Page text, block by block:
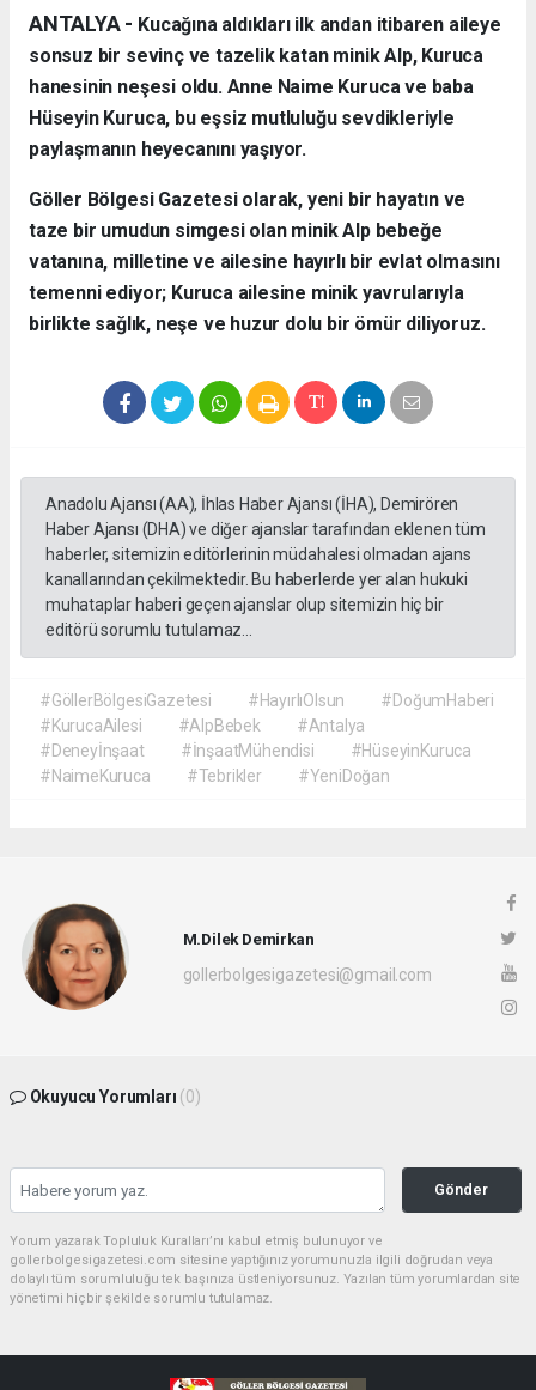
ANTALYA - ​ Kucağına aldıkları ilk andan itibaren aileye
sonsuz bir sevinç ve tazelik katan minik Alp, Kuruca
hanesinin neşesi oldu. Anne Naime Kuruca ve baba
Hüseyin Kuruca, bu eşsiz mutluluğu sevdikleriyle
paylaşmanın heyecanını yaşıyor.
​Göller Bölgesi Gazetesi olarak, yeni bir hayatın ve
taze bir umudun simgesi olan minik Alp bebeğe
vatanına, milletine ve ailesine hayırlı bir evlat olmasını
temenni ediyor; Kuruca ailesine minik yavrularıyla
birlikte sağlık, neşe ve huzur dolu bir ömür diliyoruz.
Anadolu Ajansı (AA), İhlas Haber Ajansı (İHA), Demirören
Haber Ajansı (DHA) ve diğer ajanslar tarafından eklenen tüm
haberler, sitemizin editörlerinin müdahalesi olmadan ajans
kanallarından çekilmektedir. Bu haberlerde yer alan hukuki
muhataplar haberi geçen ajanslar olup sitemizin hiç bir
editörü sorumlu tutulamaz...
#GöllerBölgesiGazetesi #HayırlıOlsun
#DoğumHaberi
#KurucaAilesi
#AlpBebek
#Antalya
#Deneyİnşaat
#İnşaatMühendisi
#HüseyinKuruca
#NaimeKuruca
#Tebrikler #YeniDoğan
M.Dilek Demirkan
gollerbolgesigazetesi@gmail.com
Okuyucu Yorumları (0)
Gönder
Yorum yazarak Topluluk Kuralları’nı kabul etmiş bulunuyor ve
gollerbolgesigazetesi.com sitesine yaptığınız yorumunuzla ilgili doğrudan veya
dolaylı tüm sorumluluğu tek başınıza üstleniyorsunuz. Yazılan tüm yorumlardan site
yönetimi hiçbir şekilde sorumlu tutulamaz.